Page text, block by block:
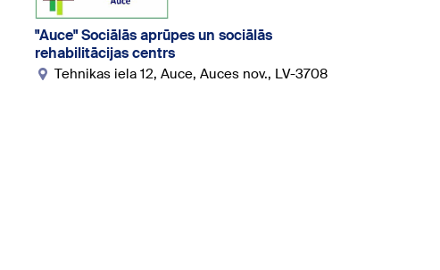
"Auce" Sociālās aprūpes un sociālās
rehabilitācijas centrs
Tehnikas iela 12, Auce, Auces nov., LV-3708